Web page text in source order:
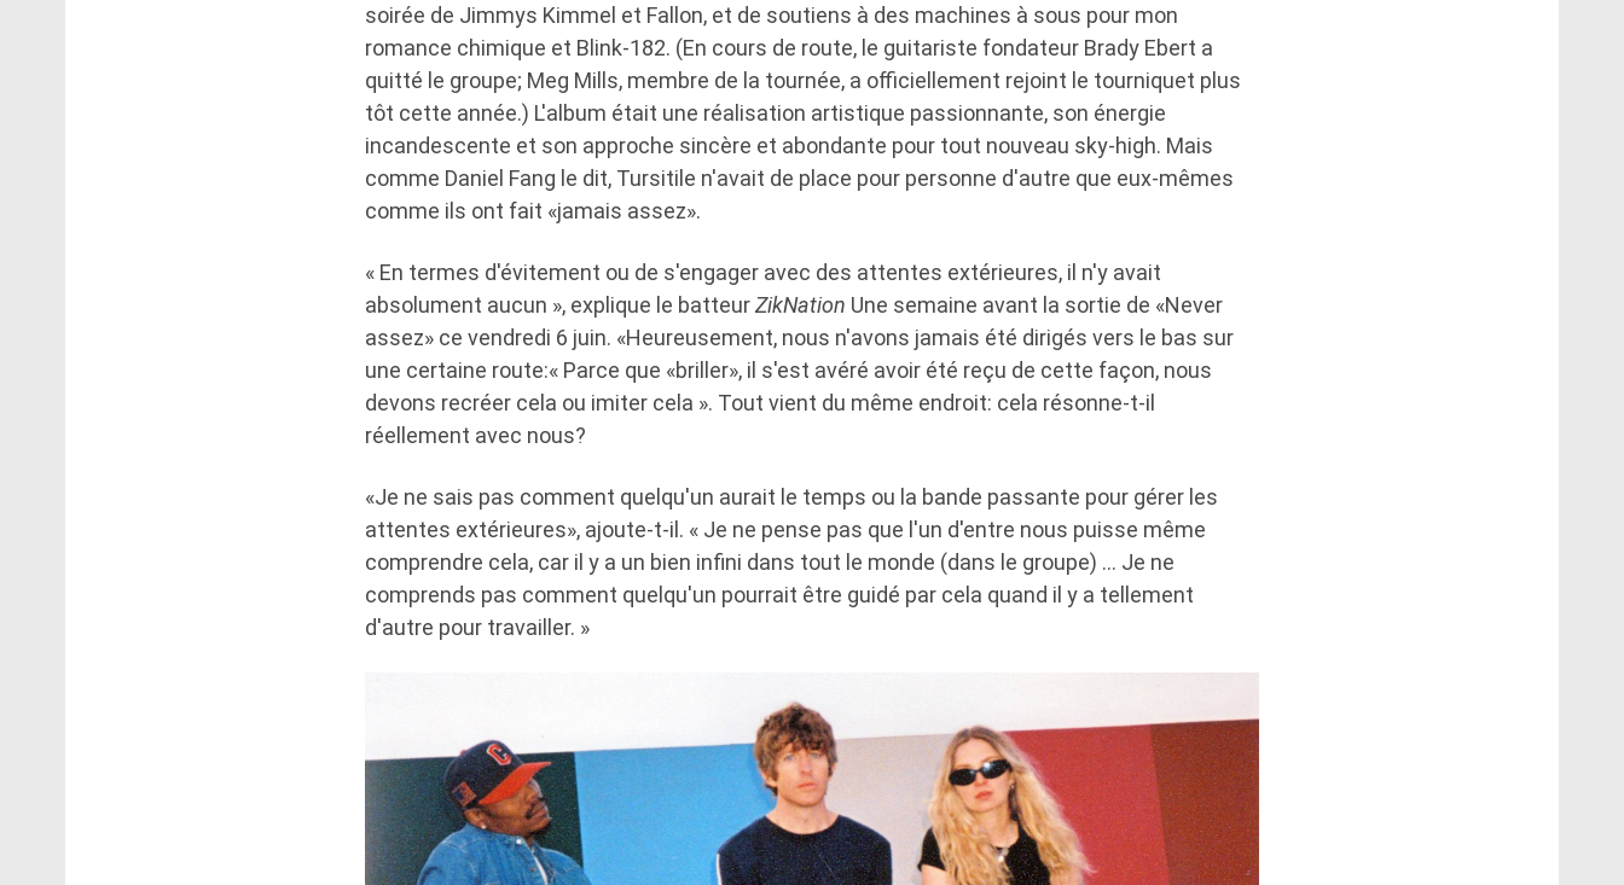
soirée de Jimmys Kimmel et Fallon, et de soutiens à des machines à sous pour mon
romance chimique et Blink-182. (En cours de route, le guitariste fondateur Brady Ebert a
quitté le groupe; Meg Mills, membre de la tournée, a officiellement rejoint le tourniquet plus
tôt cette année.) L'album était une réalisation artistique passionnante, son énergie
incandescente et son approche sincère et abondante pour tout nouveau sky-high. Mais
comme Daniel Fang le dit, Tursitile n'avait de place pour personne d'autre que eux-mêmes
comme ils ont fait «jamais assez».
« En termes d'évitement ou de s'engager avec des attentes extérieures, il n'y avait
absolument aucun », explique le batteurZikNation Une semaine avant la sortie de «Never
assez» ce vendredi 6 juin. «Heureusement, nous n'avons jamais été dirigés vers le bas sur
une certaine route:« Parce que «briller», il s'est avéré avoir été reçu de cette façon, nous
devons recréer cela ou imiter cela ». Tout vient du même endroit: cela résonne-t-il
réellement avec nous?
«Je ne sais pas comment quelqu'un aurait le temps ou la bande passante pour gérer les
attentes extérieures», ajoute-t-il. « Je ne pense pas que l'un d'entre nous puisse même
comprendre cela, car il y a un bien infini dans tout le monde (dans le groupe) … Je ne
comprends pas comment quelqu'un pourrait être guidé par cela quand il y a tellement
d'autre pour travailler. »